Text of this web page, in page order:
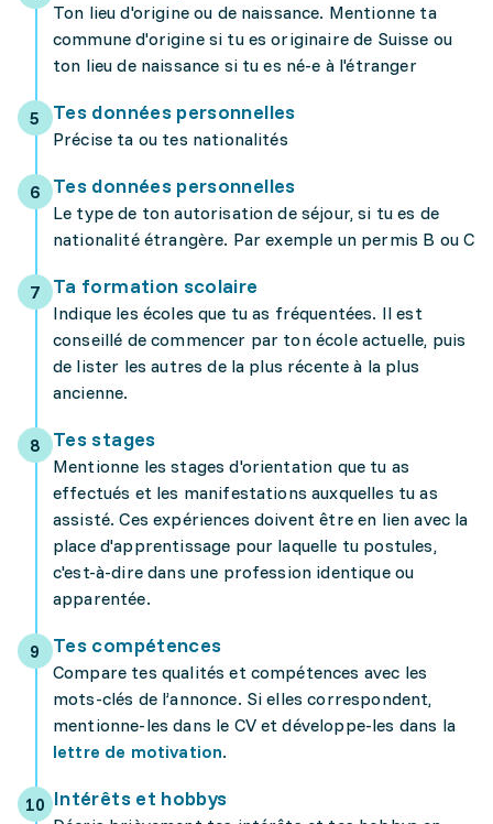
Ton lieu d'origine ou de naissance. Mentionne ta
commune d'origine si tu es originaire de Suisse ou
ton lieu de naissance si tu es né-e à l'étranger
Tes données personnelles
Précise ta ou tes nationalités
Tes données personnelles
Le type de ton autorisation de séjour, si tu es de
nationalité étrangère. Par exemple un permis B ou C
Ta formation scolaire
Indique les écoles que tu as fréquentées. Il est
conseillé de commencer par ton école actuelle, puis
de lister les autres de la plus récente à la plus
ancienne.
Tes stages
Mentionne les stages d'orientation que tu as
effectués et les manifestations auxquelles tu as
assisté. Ces expériences doivent être en lien avec la
place d'apprentissage pour laquelle tu postules,
c'est-à-dire dans une profession identique ou
apparentée.
Tes compétences
Compare tes qualités et compétences avec les
mots-clés de l’annonce. Si elles correspondent,
mentionne-les dans le CV et développe-les dans la
lettre de motivation.
Intérêts et hobbys